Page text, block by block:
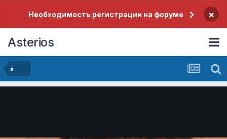
Необходимость регистрации на форуме ×
Asterios
я